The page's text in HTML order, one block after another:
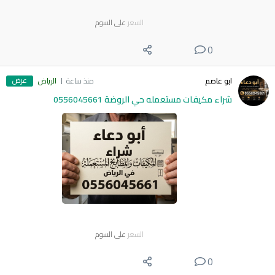
السعر على السوم
0
ابو عاصم منذ ساعة الرياض عرض
شراء مكيفات مستعمله حي الروضة 0556045661
السعر على السوم
0